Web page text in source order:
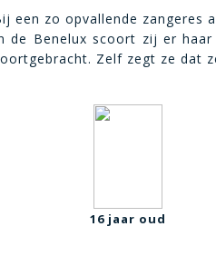
een zo opvallende zangeres
de Benelux scoort zij er
Zelf zegt ze dat
16 jaar oud